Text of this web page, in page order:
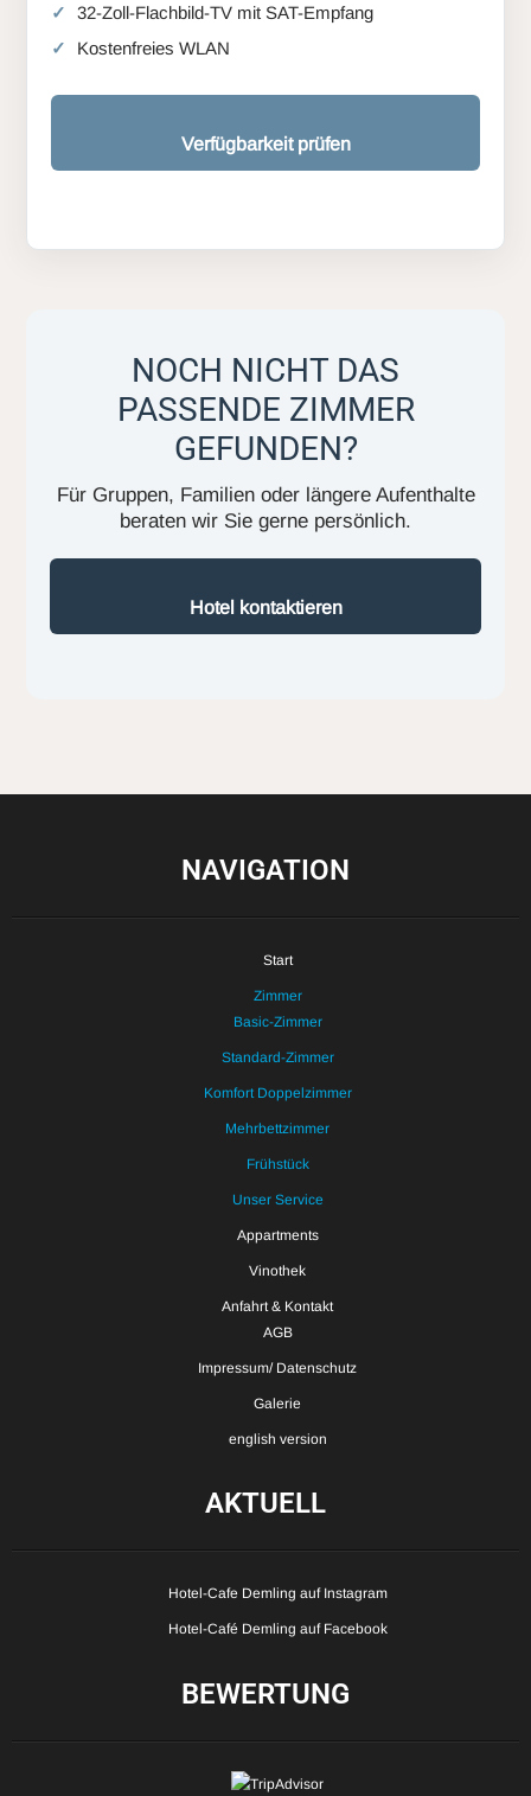
32-Zoll-Flachbild-TV mit SAT-Empfang
Kostenfreies WLAN
Verfügbarkeit prüfen
NOCH NICHT DAS
PASSENDE ZIMMER
GEFUNDEN?
Für Gruppen, Familien oder längere Aufenthalte
beraten wir Sie gerne persönlich.
Hotel kontaktieren
NAVIGATION
Start
Zimmer
Basic-Zimmer
Standard-Zimmer
Komfort Doppelzimmer
Mehrbettzimmer
Frühstück
Unser Service
Appartments
Vinothek
Anfahrt & Kontakt
AGB
Impressum/ Datenschutz
Galerie
english version
AKTUELL
Hotel-Cafe Demling auf Instagram
Hotel-Café Demling auf Facebook
BEWERTUNG